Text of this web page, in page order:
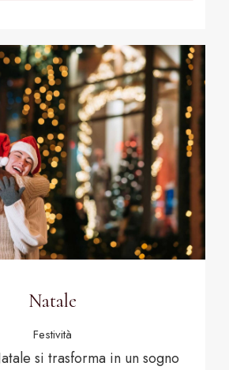
Natale
Festività
si trasforma in un sogno